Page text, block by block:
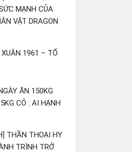
MẠNH CỦA
VẬT DRAGON
1961 – TỐ
ĂN 150KG
CỎ : AI HẠNH
THẦN THOẠI HY
TRÌNH TRỞ